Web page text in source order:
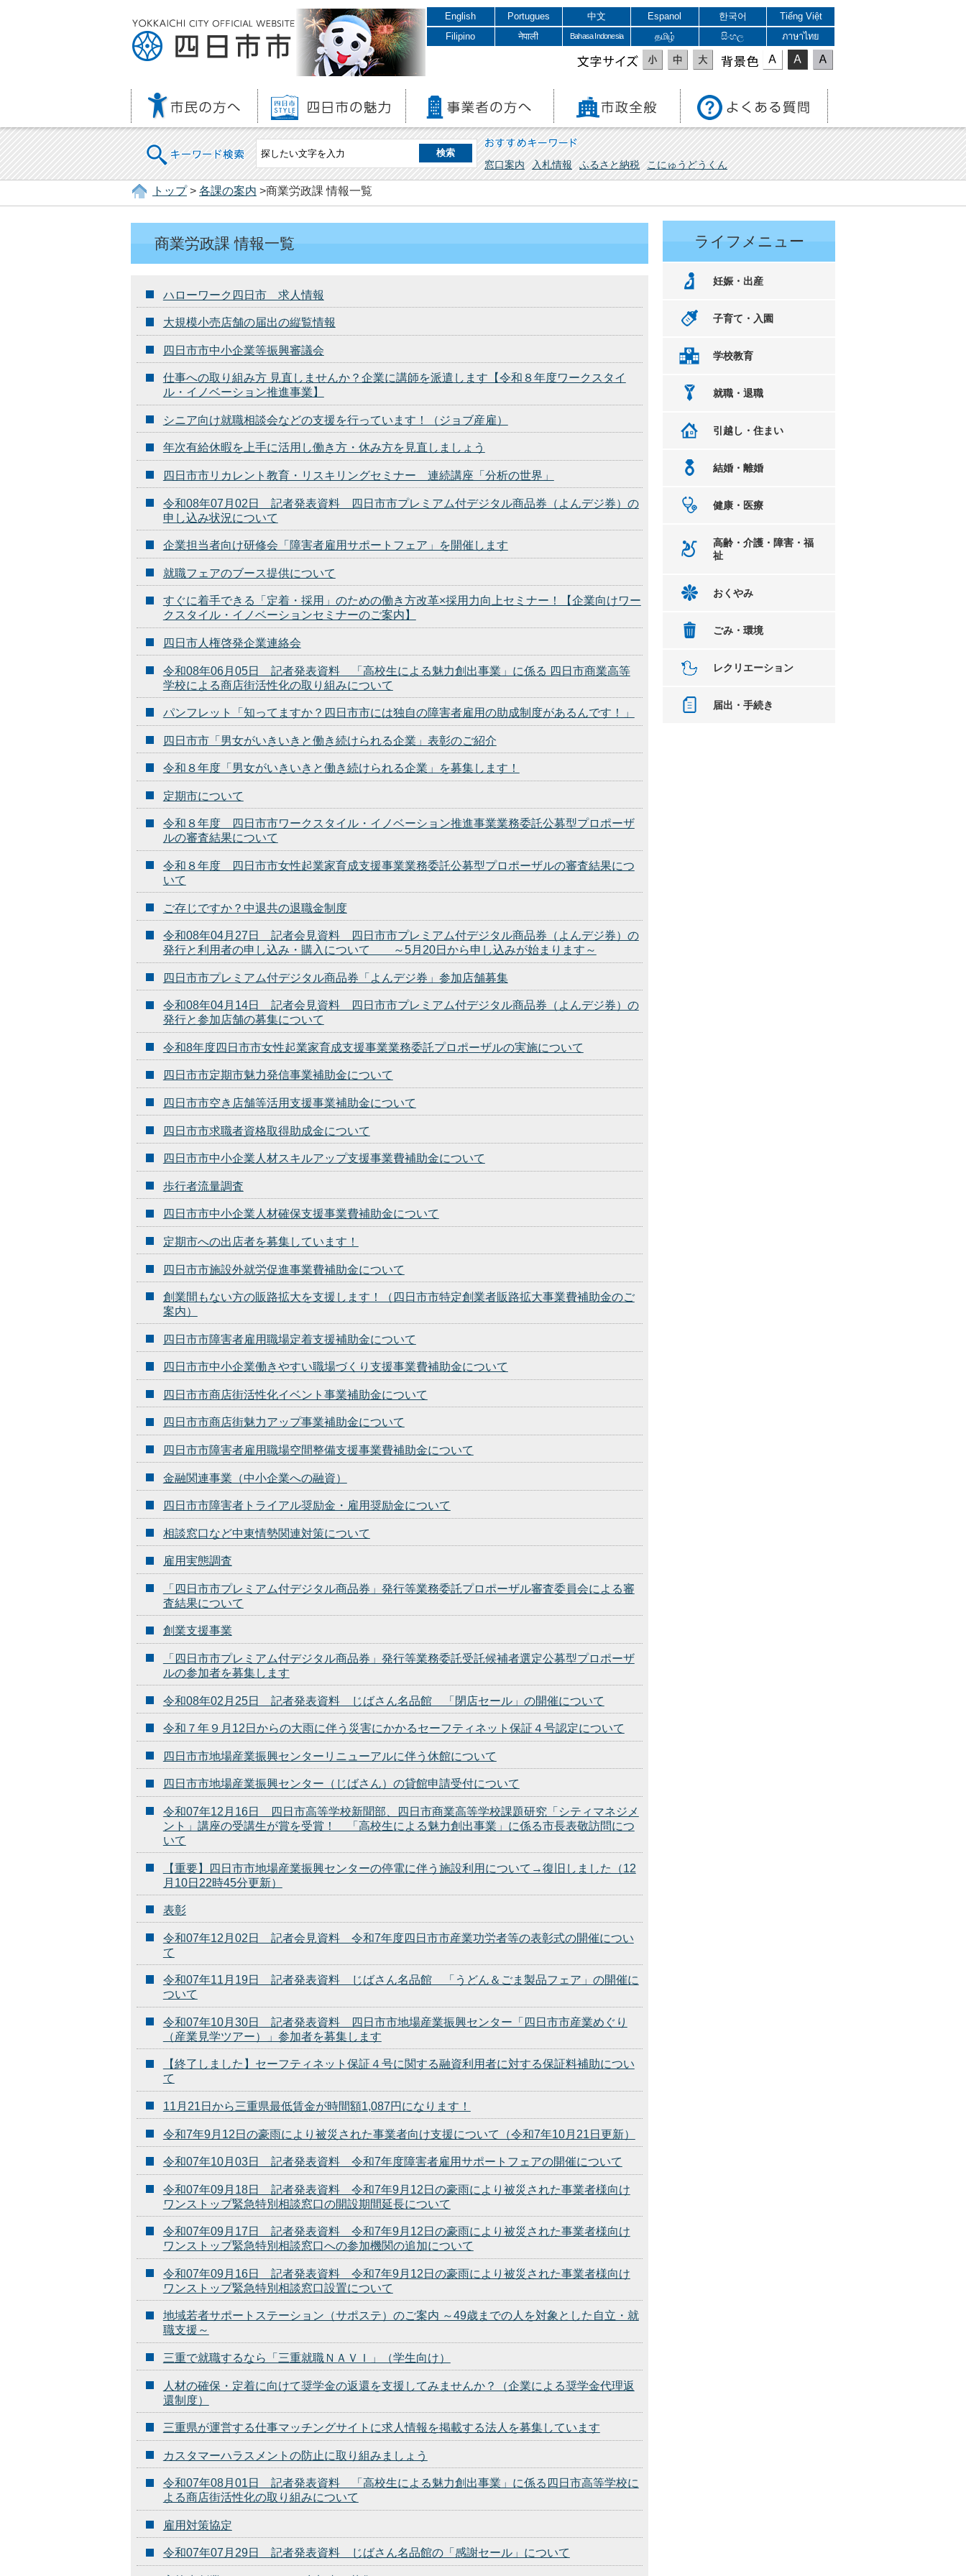
English Portugues 中文 Espanol 한국어
Tiếng Việt
Filipino
नेपाली Bahasa Indonesia தமிழ் සිංහල ภาษาไทย
文字サイズ 表示色
キーワード検索 おすすめキーワード
窓口案内 入札情報 ふるさと納税 こにゅうどうくん
トップ> 各課の案内 >商業労政課 情報一覧
商業労政課 情報一覧
ハローワーク四日市 求人情報
大規模小売店舗の届出の縦覧情報
四日市市中小企業等振興審議会
仕事への取り組み方 見直しませんか？企業に講師を派遣します【令和８年度ワークスタイ
ル・イノベーション推進事業】
シニア向け就職相談会などの支援を行っています！（ジョブ産雇）
年次有給休暇を上手に活用し働き方・休み方を見直しましょう
四日市市リカレント教育・リスキリングセミナー 連続講座「分析の世界」
令和08年07月02日 記者発表資料 四日市市プレミアム付デジタル商品券（よんデジ券）の
申し込み状況について
企業担当者向け研修会「障害者雇用サポートフェア」を開催します
就職フェアのブース提供について
すぐに着手できる「定着・採用」のための働き方改革×採用力向上セミナー！【企業向けワー
クスタイル・イノベーションセミナーのご案内】
四日市人権啓発企業連絡会
令和08年06月05日 記者発表資料 「高校生による魅力創出事業」に係る 四日市商業高等
学校による商店街活性化の取り組みについて
パンフレット「知ってますか？四日市市には独自の障害者雇用の助成制度があるんです！」
四日市市「男女がいきいきと働き続けられる企業」表彰のご紹介
令和８年度「男女がいきいきと働き続けられる企業」を募集します！
定期市について
令和８年度 四日市市ワークスタイル・イノベーション推進事業業務委託公募型プロポーザ
ルの審査結果について
令和８年度 四日市市女性起業家育成支援事業業務委託公募型プロポーザルの審査結果につ
いて
ご存じですか？中退共の退職金制度
令和08年04月27日 記者会見資料 四日市市プレミアム付デジタル商品券（よんデジ券）の
発行と利用者の申し込み・購入について ～5月20日から申し込みが始まります～
四日市市プレミアム付デジタル商品券「よんデジ券」参加店舗募集
令和08年04月14日 記者会見資料 四日市市プレミアム付デジタル商品券（よんデジ券）の
発行と参加店舗の募集について
令和8年度四日市市女性起業家育成支援事業業務委託プロポーザルの実施について
四日市市定期市魅力発信事業補助金について
四日市市空き店舗等活用支援事業補助金について
四日市市求職者資格取得助成金について
四日市市中小企業人材スキルアップ支援事業費補助金について
歩行者流量調査
四日市市中小企業人材確保支援事業費補助金について
定期市への出店者を募集しています！
四日市市施設外就労促進事業費補助金について
創業間もない方の販路拡大を支援します！（四日市市特定創業者販路拡大事業費補助金のご
案内）
四日市市障害者雇用職場定着支援補助金について
四日市市中小企業働きやすい職場づくり支援事業費補助金について
四日市市商店街活性化イベント事業補助金について
四日市市商店街魅力アップ事業補助金について
四日市市障害者雇用職場空間整備支援事業費補助金について
金融関連事業（中小企業への融資）
四日市市障害者トライアル奨励金・雇用奨励金について
相談窓口など中東情勢関連対策について
雇用実態調査
「四日市市プレミアム付デジタル商品券」発行等業務委託プロポーザル審査委員会による審
査結果について
創業支援事業
「四日市市プレミアム付デジタル商品券」発行等業務委託受託候補者選定公募型プロポーザ
ルの参加者を募集します
令和08年02月25日 記者発表資料 じばさん名品館 「閉店セール」の開催について
令和７年９月12日からの大雨に伴う災害にかかるセーフティネット保証４号認定について
四日市市地場産業振興センターリニューアルに伴う休館について
四日市市地場産業振興センター（じばさん）の貸館申請受付について
令和07年12月16日 四日市高等学校新聞部、四日市商業高等学校課題研究「シティマネジメ
ント」講座の受講生が賞を受賞！ 「高校生による魅力創出事業」に係る市長表敬訪問につ
いて
【重要】四日市市地場産業振興センターの停電に伴う施設利用について→復旧しました（12
月10日22時45分更新）
表彰
令和07年12月02日 記者会見資料 令和7年度四日市市産業功労者等の表彰式の開催につい
て
令和07年11月19日 記者発表資料 じばさん名品館 「うどん＆ごま製品フェア」の開催に
ついて
令和07年10月30日 記者発表資料 四日市市地場産業振興センター「四日市市産業めぐり
（産業見学ツアー）」参加者を募集します
【終了しました】セーフティネット保証４号に関する融資利用者に対する保証料補助につい
て
11月21日から三重県最低賃金が時間額1,087円になります！
令和7年9月12日の豪雨により被災された事業者向け支援について（令和7年10月21日更新）
令和07年10月03日 記者発表資料 令和7年度障害者雇用サポートフェアの開催について
令和07年09月18日 記者発表資料 令和7年9月12日の豪雨により被災された事業者様向け
ワンストップ緊急特別相談窓口の開設期間延長について
令和07年09月17日 記者発表資料 令和7年9月12日の豪雨により被災された事業者様向け
ワンストップ緊急特別相談窓口への参加機関の追加について
令和07年09月16日 記者発表資料 令和7年9月12日の豪雨により被災された事業者様向け
ワンストップ緊急特別相談窓口設置について
地域若者サポートステーション（サポステ）のご案内 ～49歳までの人を対象とした自立・就
職支援～
三重で就職するなら「三重就職ＮＡＶＩ」（学生向け）
人材の確保・定着に向けて奨学金の返還を支援してみませんか？（企業による奨学金代理返
還制度）
三重県が運営する仕事マッチングサイトに求人情報を掲載する法人を募集しています
カスタマーハラスメントの防止に取り組みましょう
令和07年08月01日 記者発表資料 「高校生による魅力創出事業」に係る四日市高等学校に
よる商店街活性化の取り組みについて
雇用対策協定
令和07年07月29日 記者発表資料 じばさん名品館の「感謝セール」について
ライフメニュー
妊娠・出産
子育て・入園
学校教育
就職・退職
引越し・住まい
結婚・離婚
健康・医療
高齢・介護・障害・福
祉
おくやみ
ごみ・環境
レクリエーション
届出・手続き